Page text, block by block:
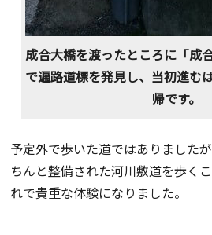
成合大橋を渡ったところに「成
で遍路道標を発見し、当初進む
帰です。
予定外で歩いた道ではありました
ちんと整備された河川敷道を歩く
れで貴重な体験になりました。